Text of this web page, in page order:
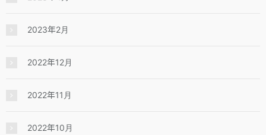
2023年2月
2022年12月
2022年11月
2022年10月